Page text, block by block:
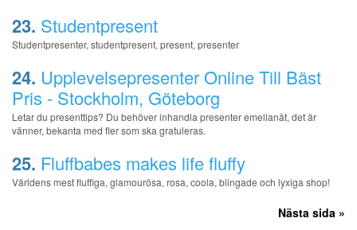
23. Studentpresent
Studentpresenter, studentpresent, present, presenter
24. Upplevelsepresenter Online Till Bäst
Pris - Stockholm, Göteborg
Letar du presenttips? Du behöver inhandla presenter emellanåt, det är
vänner, bekanta med fler som ska gratuleras.
25. Fluffbabes makes life fluffy
Världens mest fluffiga, glamourösa, rosa, coola, blingade och lyxiga shop!
Nästa sida »